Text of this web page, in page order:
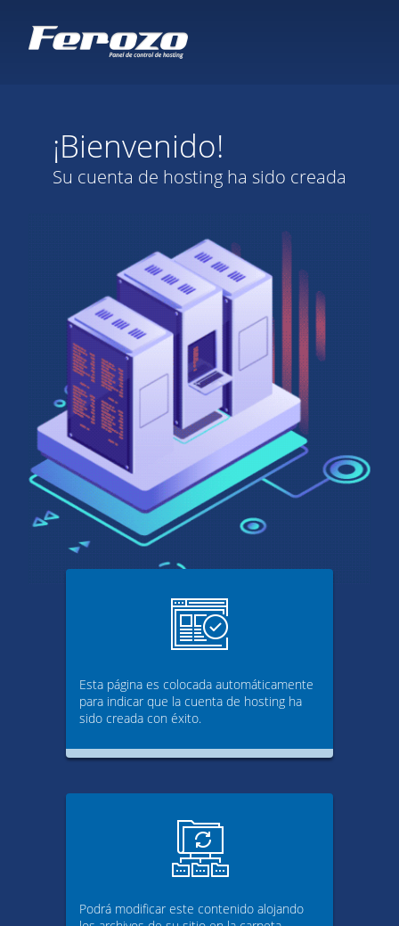
¡Bienvenido!
Su cuenta de hosting ha sido creada
Esta página es colocada automáticamente
para indicar que la cuenta de hosting ha
sido creada con éxito.
Podrá modificar este contenido alojando